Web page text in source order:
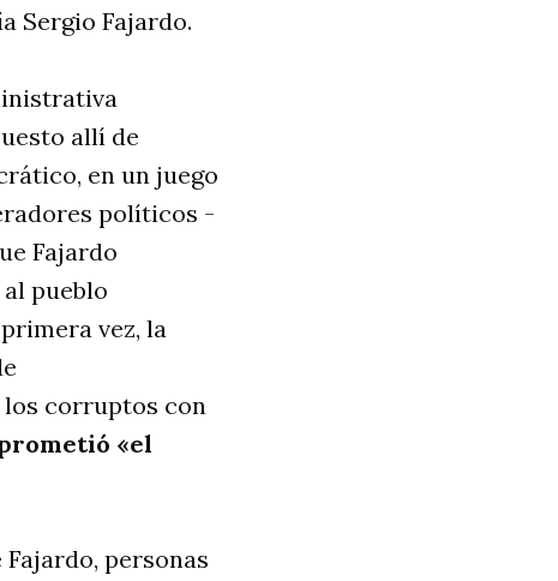
Sergio Fajardo.
allí de
en un juego
políticos -
Fajardo
pueblo
vez, la
corruptos con
«el
personas